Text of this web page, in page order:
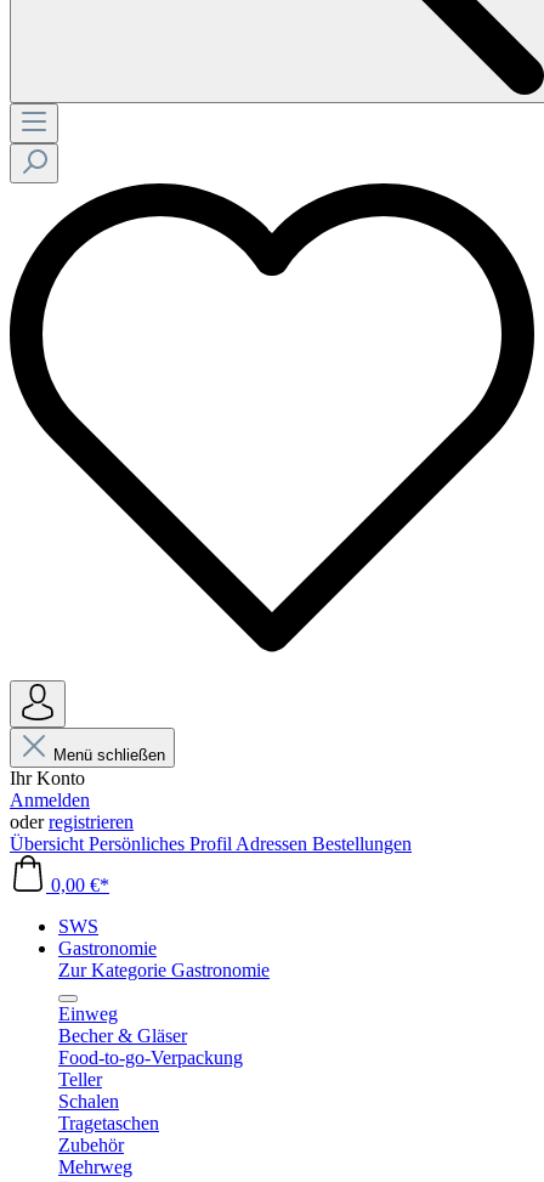
Menü schließen
Ihr Konto
Anmelden
oderregistrieren
Übersicht Persönliches Profil Adressen Bestellungen
0,00 €*
SWS
Gastronomie
Zur Kategorie Gastronomie
Einweg
Becher & Gläser
Food-to-go-Verpackung
Teller
Schalen
Tragetaschen
Zubehör
Mehrweg